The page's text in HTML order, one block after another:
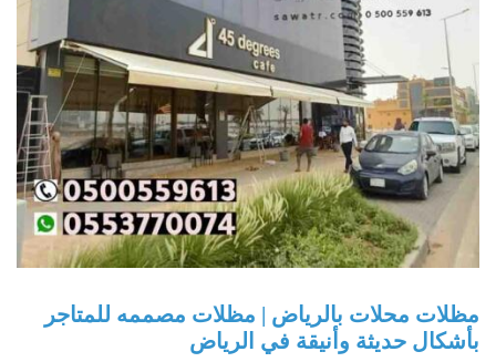
مظلات محلات بالرياض | مظلات مصممه للمتاجر
بأشكال حديثة وأنيقة في الرياض